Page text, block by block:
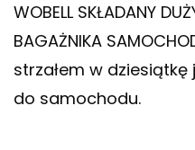
WOBELL SKŁADANY
BAGAŻNIKA
strzałem w
do samochodu.